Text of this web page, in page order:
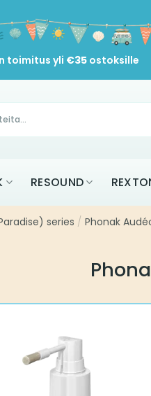
toimitus yli €35 ostoksille
RESOUND
series / Phonak